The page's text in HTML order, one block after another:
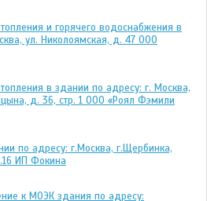
и горячего водоснабжения в
ул. Николоямская, д. 47 ООО
в здании по адресу: г. Москва,
д. 36, стр. 1 ООО «Роял Фэмили
по адресу: г.Москва, г.Щербинка,
ИП Фокина
к МОЭК здания по адресу: